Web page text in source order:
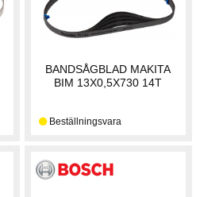
BANDSÅGBLAD MAKITA
BIM 13X0,5X730 14T